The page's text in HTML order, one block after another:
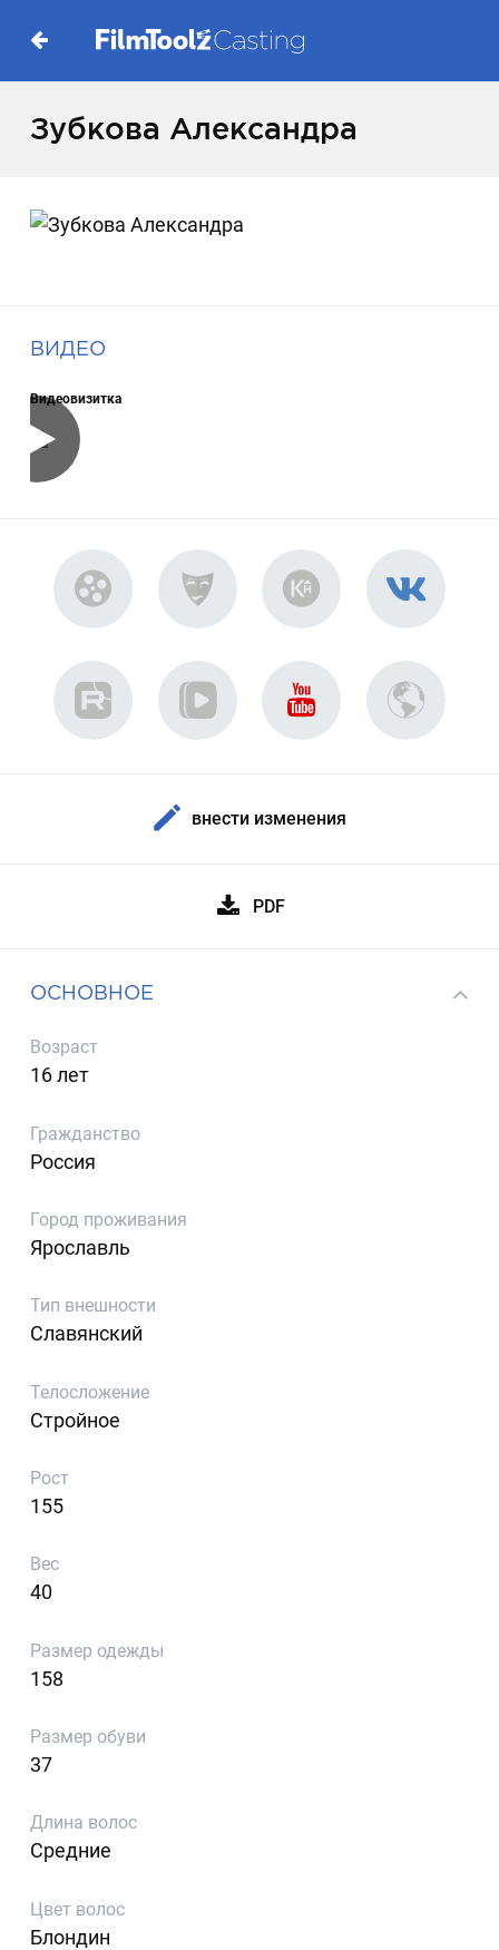
Зубкова Александра
ВИДЕО
Видеовизитка
внести изменения
PDF
ОСНОВНОЕ
Возраст
16 лет
Гражданство
Россия
Город проживания
Ярославль
Тип внешности
Славянский
Телосложение
Стройное
Рост
155
Вес
40
Размер одежды
158
Размер обуви
37
Длина волос
Средние
Цвет волос
Блондин